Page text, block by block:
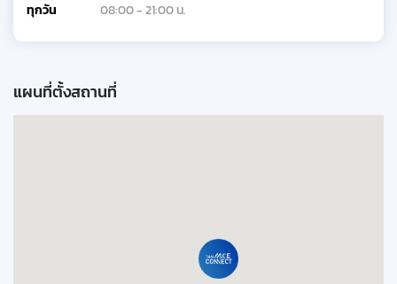
ทุกวัน
08:00 - 21:00 น.
แผนที่ตั้งสถานที่